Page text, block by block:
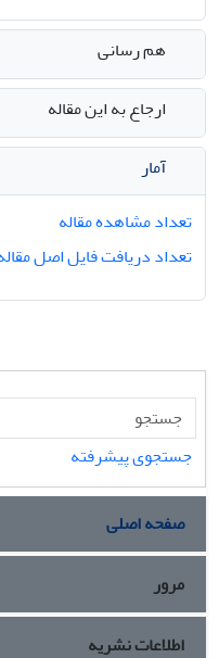
هم رسانی
ارجاع به این مقاله
آمار
تعداد مشاهده مقاله
تعداد دریافت فایل اصل
جستجوی پیشرفته
صفحه اصلی
مرور
اطلاعات نشریه